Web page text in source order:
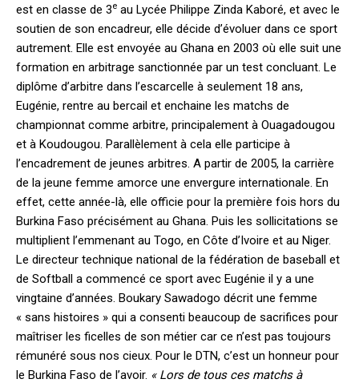
est en classe de 3e au Lycée Philippe Zinda Kaboré, et avec le
soutien de son encadreur, elle décide d’évoluer dans ce sport
autrement. Elle est envoyée au Ghana en 2003 où elle suit une
formation en arbitrage sanctionnée par un test concluant. Le
diplôme d’arbitre dans l’escarcelle à seulement 18 ans,
Eugénie, rentre au bercail et enchaine les matchs de
championnat comme arbitre, principalement à Ouagadougou
et à Koudougou. Parallèlement à cela elle participe à
l’encadrement de jeunes arbitres. A partir de 2005, la carrière
de la jeune femme amorce une envergure internationale. En
effet, cette année-là, elle officie pour la première fois hors du
Burkina Faso précisément au Ghana. Puis les sollicitations se
multiplient l’emmenant au Togo, en Côte d’Ivoire et au Niger.
Le directeur technique national de la fédération de baseball et
de Softball a commencé ce sport avec Eugénie il y a une
vingtaine d’années. Boukary Sawadogo décrit une femme
« sans histoires » qui a consenti beaucoup de sacrifices pour
maîtriser les ficelles de son métier car ce n’est pas toujours
rémunéré sous nos cieux. Pour le DTN, c’est un honneur pour
le Burkina Faso de l’avoir. « Lors de tous ces matchs à